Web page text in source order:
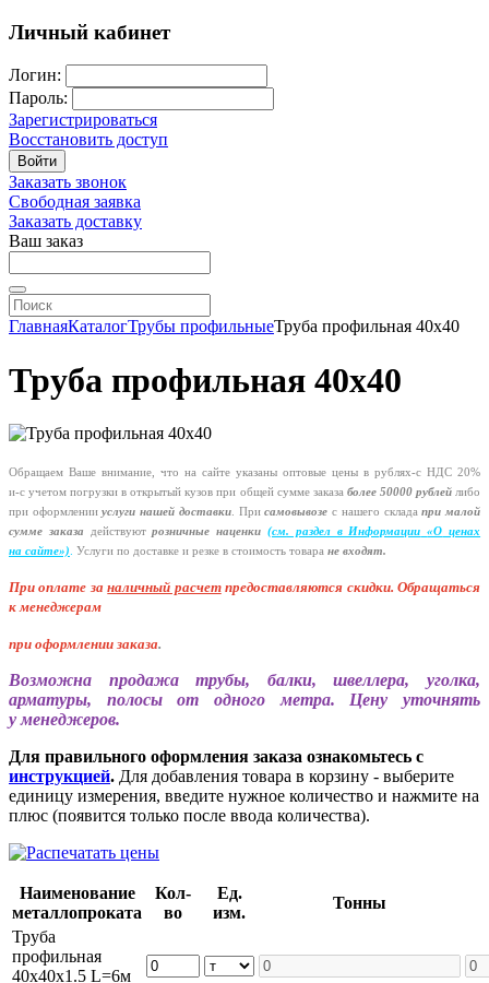
Личный кабинет
Логин:
Пароль:
Зарегистрироваться
Восстановить доступ
Войти
Заказать звонок
Свободная заявка
Заказать доставку
Ваш заказ
ГлавнаяКаталогТрубы профильныеТруба профильная 40х40
Труба профильная 40х40
Обращаем Ваше внимание, что на сайте указаны оптовые цены в рублях-с НДС 20%
и-с учетом погрузки в открытый кузов при общей сумме заказа более 50000 рублейлибо
при оформленииуслуги нашей доставки. Присамовывозе с нашего складапри малой
сумме заказа
действуютрозничные наценки (см. раздел в Информации «О ценах
на сайте»). Услуги по доставке и резке в стоимость товара не входят.
При оплате заналичный расчет предоставляются скидки. Обращаться
к менеджерам
при оформлении заказа.
Возможна продажа трубы, балки, швеллера, уголка,
арматуры, полосы от одного метра. Цену уточнять
у менеджеров.
Для правильного оформления заказа ознакомьтесь с
инструкцией. Для добавления товара в корзину - выберите
единицу измерения, введите нужное количество и нажмите на
плюс (появится только после ввода количества).
Наименование
металлопроката
Кол-
во
Ед.
изм.
Тонны
Труба
профильная
40х40х1.5 L=6м